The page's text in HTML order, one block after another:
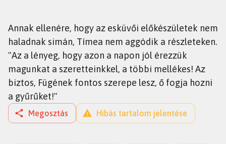
Annak ellenére, hogy az esküvői előkészületek nem
haladnak simán, Tímea nem aggódik a részleteken.
"Az a lényeg, hogy azon a napon jól érezzük
magunkat a szeretteinkkel, a többi mellékes! Az
biztos, Fügének fontos szerepe lesz, ő fogja hozni
a gyűrűket!"
Megosztás Hibás tartalom jelentése